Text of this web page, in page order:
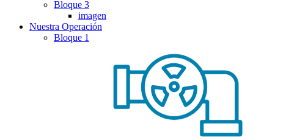
Bloque 3
imagen
Nuestra Operación
Bloque 1